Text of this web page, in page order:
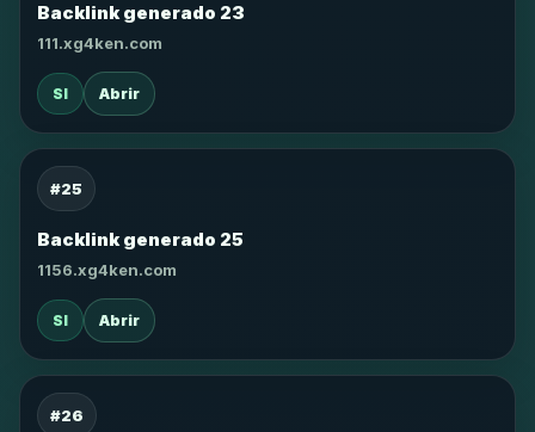
Backlink generado 23
111.xg4ken.com
SI Abrir
#25
Backlink generado 25
1156.xg4ken.com
SI Abrir
#26